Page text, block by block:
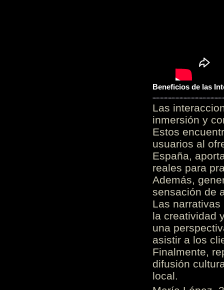
Beneficios de las
Las
inmersión y
Estos
usuarios al
España,
reales para
Además,
sensación de
Las
la creatividad
una
asistir a los
Finalmente,
difusión
local.